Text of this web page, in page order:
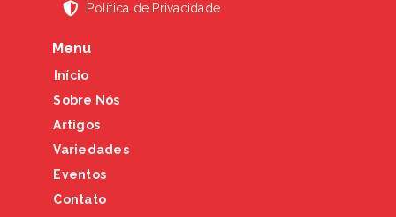
Política de Privacidade
Menu
Início
Sobre Nós
Artigos
Variedades
Eventos
Contato